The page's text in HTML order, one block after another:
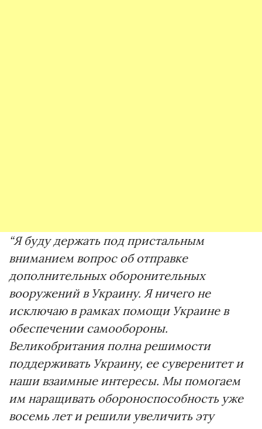
“Я буду держать под пристальным
вниманием вопрос об отправке
дополнительных оборонительных
вооружений в Украину. Я ничего не
исключаю в рамках помощи Украине в
обеспечении самообороны.
Великобритания полна решимости
поддерживать Украину, ее суверенитет и
наши взаимные интересы. Мы помогаем
им наращивать обороноспособность уже
восемь лет и решили увеличить эту